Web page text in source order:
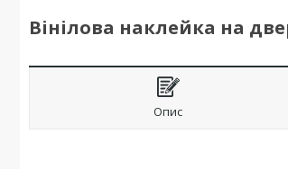
Вінілова наклейка на
Опис